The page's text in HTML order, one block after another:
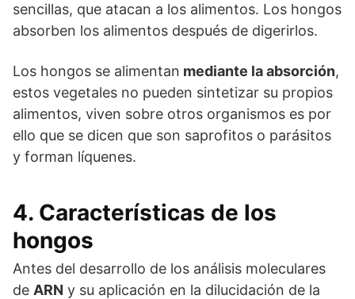
sencillas, que atacan a los alimentos. Los hongos
absorben los alimentos después de digerirlos.
Los hongos se alimentan mediante la absorción,
estos vegetales no pueden sintetizar su propios
alimentos, viven sobre otros organismos es por
ello que se dicen que son saprofitos o parásitos
y forman líquenes.
4. Características de los
hongos
Antes del desarrollo de los análisis moleculares
de ARN y su aplicación en la dilucidación de la